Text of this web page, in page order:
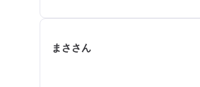
まささん